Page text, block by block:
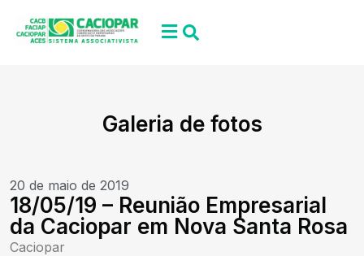
Galeria de fotos
20 de maio de 2019
18/05/19 – Reunião Empresarial
da Caciopar em Nova Santa Rosa
Caciopar